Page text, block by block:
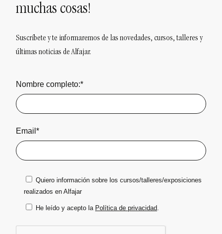
muchas cosas!
Suscríbete y te informaremos de las novedades, cursos, talleres y
últimas noticias de Alfajar.
Nombre completo:*
Email*
Quiero información sobre los cursos/talleres/exposiciones
realizados en Alfajar
He leído y acepto la Política de privacidad.